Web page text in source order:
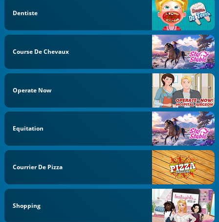
Dentiste
Course De Chevaux
Operate Now
Equitation
Courrier De Pizza
Shopping